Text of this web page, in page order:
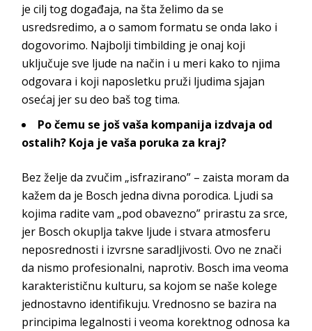
je cilj tog događaja, na šta želimo da se
usredsredimo, a o samom formatu se onda lako i
dogovorimo. Najbolji timbilding je onaj koji
uključuje sve ljude na način i u meri kako to njima
odgovara i koji naposletku pruži ljudima sjajan
osećaj jer su deo baš tog tima.
Po čemu se još vaša kompanija izdvaja od
ostalih? Koja je vaša poruka za kraj?
Bez želje da zvučim „isfrazirano” – zaista moram da
kažem da je Bosch jedna divna porodica. Ljudi sa
kojima radite vam „pod obavezno” prirastu za srce,
jer Bosch okuplja takve ljude i stvara atmosferu
neposrednosti i izvrsne saradljivosti. Ovo ne znači
da nismo profesionalni, naprotiv. Bosch ima veoma
karakterističnu kulturu, sa kojom se naše kolege
jednostavno identifikuju. Vrednosno se bazira na
principima legalnosti i veoma korektnog odnosa ka